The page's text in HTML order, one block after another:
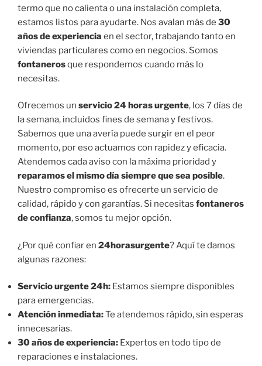
termo que no calienta o una instalación completa,
estamos listos para ayudarte. Nos avalan más de 30
años de experiencia en el sector, trabajando tanto en
viviendas particulares como en negocios. Somos
fontanerosque respondemos cuando más lo
necesitas.
Ofrecemos un servicio 24 horas urgente, los 7 días de
la semana, incluidos fines de semana y festivos.
Sabemos que una avería puede surgir en el peor
momento, por eso actuamos con rapidez y eficacia.
Atendemos cada aviso con la máxima prioridad y
reparamos el mismo día siempre que sea posible.
Nuestro compromiso es ofrecerte un servicio de
calidad, rápido y con garantías. Si necesitas fontaneros
de confianza, somos tu mejor opción.
¿Por qué confiar en 24horasurgente? Aquí te damos
algunas razones:
Servicio urgente 24h: Estamos siempre disponibles
para emergencias.
Atención inmediata:Te atendemos rápido, sin esperas
innecesarias.
30 años de experiencia: Expertos en todo tipo de
reparaciones e instalaciones.